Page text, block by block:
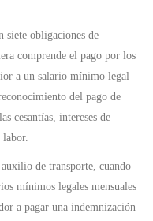
siete obligaciones de
comprende el pago por los
a un salario mínimo legal
del pago de
cesantías, intereses de
labor.
de transporte, cuando
mínimos legales mensuales
a pagar una indemnización